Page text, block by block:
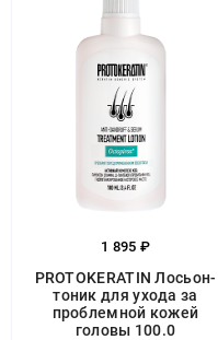
1 895 ₽
PROTOKERATIN Лосьон-
тоник для ухода за
проблемной кожей
головы 100.0